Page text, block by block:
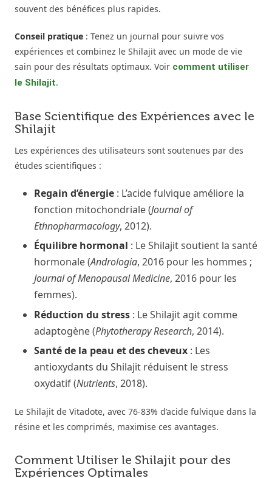
souvent des bénéfices plus rapides.
Conseil pratique : Tenez un journal pour suivre vos
expériences et combinez le Shilajit avec un mode de vie
sain pour des résultats optimaux. Voir comment utiliser
le Shilajit.
Base Scientifique des Expériences avec le
Shilajit
Les expériences des utilisateurs sont soutenues par des
études scientifiques :
Regain d’énergie : L’acide fulvique améliore la
fonction mitochondriale (Journal of
Ethnopharmacology, 2012).
Équilibre hormonal : Le Shilajit soutient la santé
hormonale (Andrologia, 2016 pour les hommes ;
Journal of Menopausal Medicine, 2016 pour les
femmes).
Réduction du stress : Le Shilajit agit comme
adaptogène (Phytotherapy Research, 2014).
Santé de la peau et des cheveux : Les
antioxydants du Shilajit réduisent le stress
oxydatif (Nutrients, 2018).
Le Shilajit de Vitadote, avec 76-83% d’acide fulvique dans la
résine et les comprimés, maximise ces avantages.
Comment Utiliser le Shilajit pour des
Expériences Optimales